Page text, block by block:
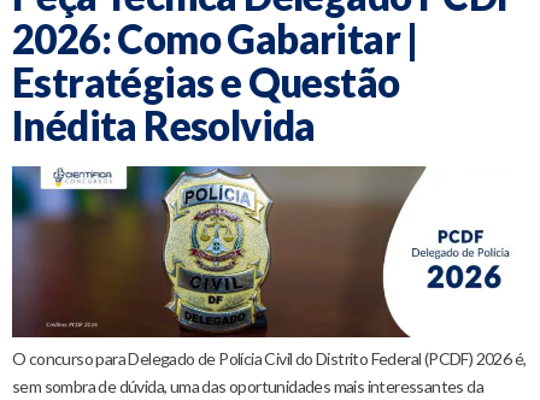
2026: Como Gabaritar |
Estratégias e Questão
Inédita Resolvida
O concurso para Delegado de Polícia Civil do Distrito Federal (PCDF) 2026 é,
sem sombra de dúvida, uma das oportunidades mais interessantes da